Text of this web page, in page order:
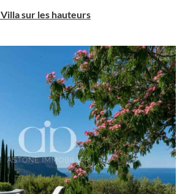
Villa sur les hauteurs